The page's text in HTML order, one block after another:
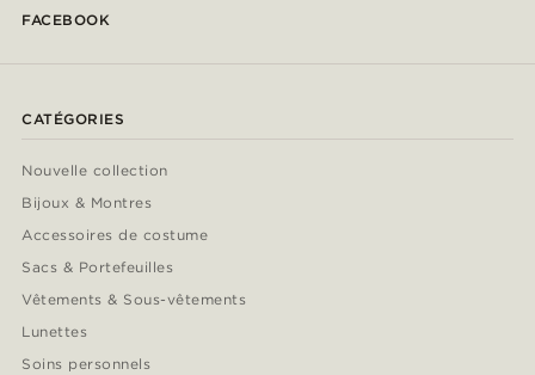
FACEBOOK
CATÉGORIES
Nouvelle collection
Bijoux & Montres
Accessoires de costume
Sacs & Portefeuilles
Vêtements & Sous-vêtements
Lunettes
Soins personnels